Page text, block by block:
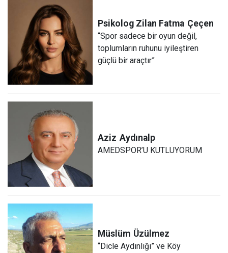
Psikolog Zilan Fatma Çeçen
“Spor sadece bir oyun değil,
toplumların ruhunu iyileştiren
güçlü bir araçtır”
Aziz Aydınalp
AMEDSPOR’U KUTLUYORUM
Müslüm Üzülmez
“Dicle Aydınlığı” ve Köy